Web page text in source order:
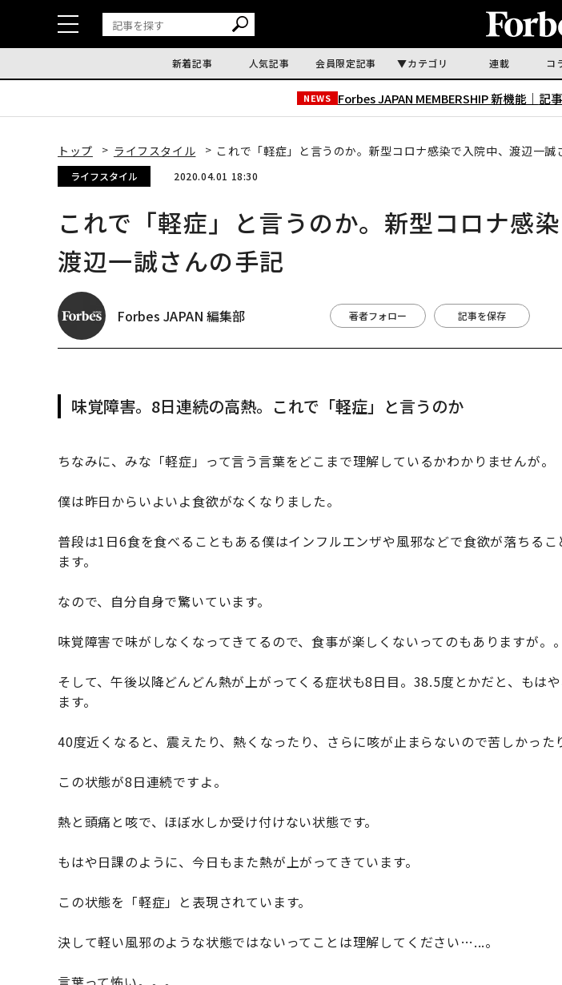
新着記事 人気記事 会員限定記事 カテゴリ 連載 コ
NEWS Forbes JAPAN MEMBERSHIP 新機能｜ 記
トップ ライフスタイル これで「軽症」と言うのか。新型コロナ感染で入院中、渡辺一誠
ライフスタイル 2020.04.01 18:30
これで「軽症」と言うのか。新型コロナ感染
渡辺一誠さんの手記
Forbes JAPAN 編集部 著者フォロー 記事を保存
味覚障害。8日連続の高熱。これで「軽症」と言うのか
ちなみに、みな「軽症」って言う言葉をどこまで理解しているかわかりませんが。
僕は昨日からいよいよ食欲がなくなりました。
普段は1日6食を食べることもある僕はインフルエンザや風邪などで食欲が落ちる
ます。
なので、自分自身で驚いています。
味覚障害で味がしなくなってきてるので、食事が楽しくないってのもありますが。。
そして、午後以降どんどん熱が上がってくる症状も8日目。38.5度とかだと、もは
ます。
40度近くなると、震えたり、熱くなったり、さらに咳が止まらないので苦しかった
この状態が8日連続ですよ。
熱と頭痛と咳で、ほぼ水しか受け付けない状態です。
もはや日課のように、今日もまた熱が上がってきています。
この状態を「軽症」と表現されています。
決して軽い風邪のような状態ではないってことは理解してください…...。